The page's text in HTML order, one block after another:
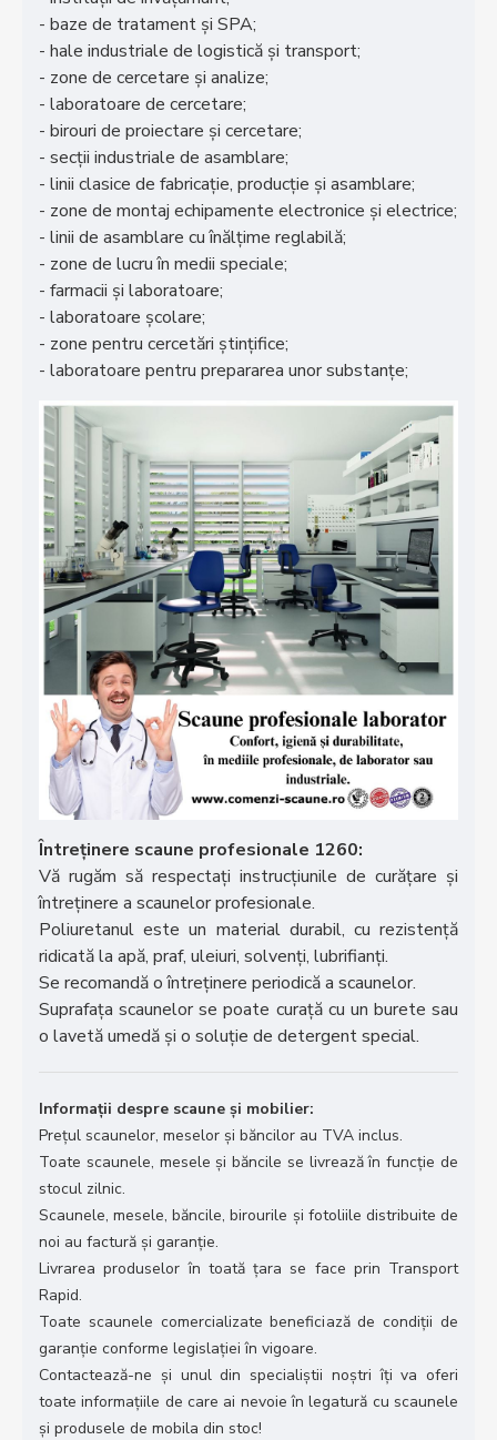
- baze de tratament și SPA;
- hale industriale de logistică și transport;
- zone de cercetare și analize;
- laboratoare de cercetare;
- birouri de proiectare și cercetare;
- secții industriale de asamblare;
- linii clasice de fabricație, producție și asamblare;
- zone de montaj echipamente electronice și electrice;
- linii de asamblare cu înălțime reglabilă;
- zone de lucru în medii speciale;
- farmacii și laboratoare;
- laboratoare școlare;
- zone pentru cercetări ștințifice;
- laboratoare pentru prepararea unor substanțe;
Întreținere scaune profesionale 1260:
Vă rugăm să respectați instrucțiunile de curățare și
întreținere a scaunelor profesionale.
Poliuretanul este un material durabil, cu rezistență
ridicată la apă, praf, uleiuri, solvenți, lubrifianți.
Se recomandă o întreținere periodică a scaunelor.
Suprafața scaunelor se poate curață cu un burete sau
o lavetă umedă și o soluție de detergent special.
Informații despre scaune și mobilier:
Prețul scaunelor, meselor și băncilor au TVA inclus.
Toate scaunele, mesele și băncile se livrează în funcție de
stocul zilnic.
Scaunele, mesele, băncile, birourile și fotoliile distribuite de
noi au factură și garanție.
Livrarea produselor în toată țara se face prin Transport
Rapid.
Toate scaunele comercializate beneficiază de condiții de
garanție conforme legislației în vigoare.
Contactează-ne și unul din specialiștii noștri îți va oferi
toate informațiile de care ai nevoie în legatură cu scaunele
și produsele de mobila din stoc!